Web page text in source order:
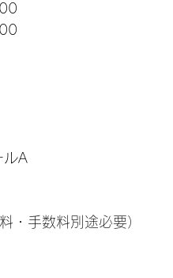
ルA
・手数料別途必要）